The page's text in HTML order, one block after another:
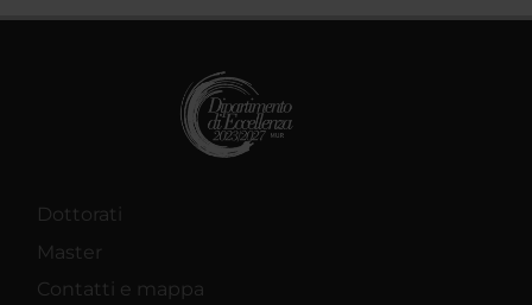
Dottorati
Master
Contatti e mappa